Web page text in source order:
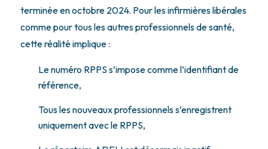
terminée en octobre 2024. Pour les infirmières libérales
comme pour tous les autres professionnels de santé,
cette réalité implique :
Le numéro RPPS s’impose comme l’identifiant de
référence,
Tous les nouveaux professionnels s’enregistrent
uniquement avec le RPPS,